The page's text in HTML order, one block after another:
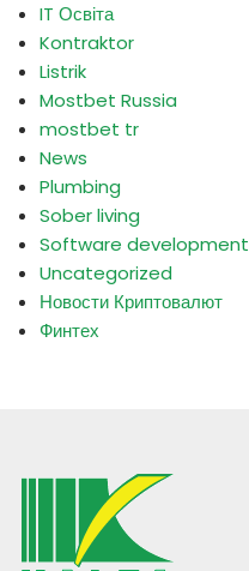
IT Освіта
Kontraktor
Listrik
Mostbet Russia
mostbet tr
News
Plumbing
Sober living
Software development
Uncategorized
Новости Криптовалют
Финтех